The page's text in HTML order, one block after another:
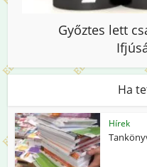
Győztes lett
Ha
Hírek